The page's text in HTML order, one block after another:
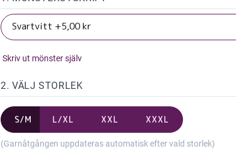
Skriv ut mönster själv
2. VÄLJ STORLEK
S/M L/XL XXL XXXL
(Garnåtgången uppdateras automatisk efter vald storlek)